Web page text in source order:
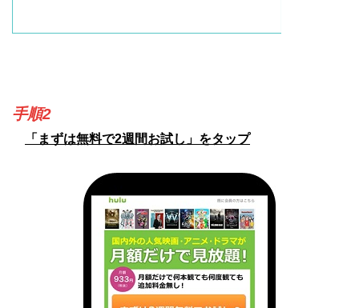
手順2
「まずは無料で2週間お試し」をタップ